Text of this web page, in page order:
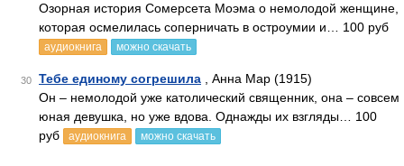
Озорная история Сомерсета Моэма о немолодой женщине,
которая осмелилась соперничать в остроумии и… 100 руб
аудиокнига можно скачать
30 Тебе единому согрешила , Анна Мар (1915)
Он – немолодой уже католический священник, она – совсем
юная девушка, но уже вдова. Однажды их взгляды… 100
руб
аудиокнига можно скачать